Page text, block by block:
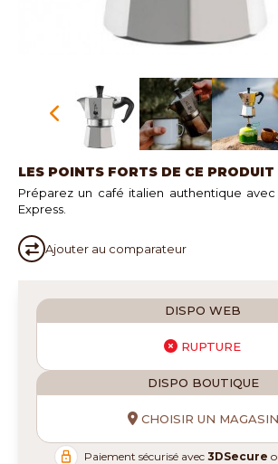
LES POINTS FORTS DE CE PRODUIT
Préparez un café italien authentique
Express.
Ajouter au comparateur
DISPO WEB
RUPTURE
DISPO BOUTIQUE
CHOISIR UN MAGASIN
Paiement sécurisé avec3DSecure